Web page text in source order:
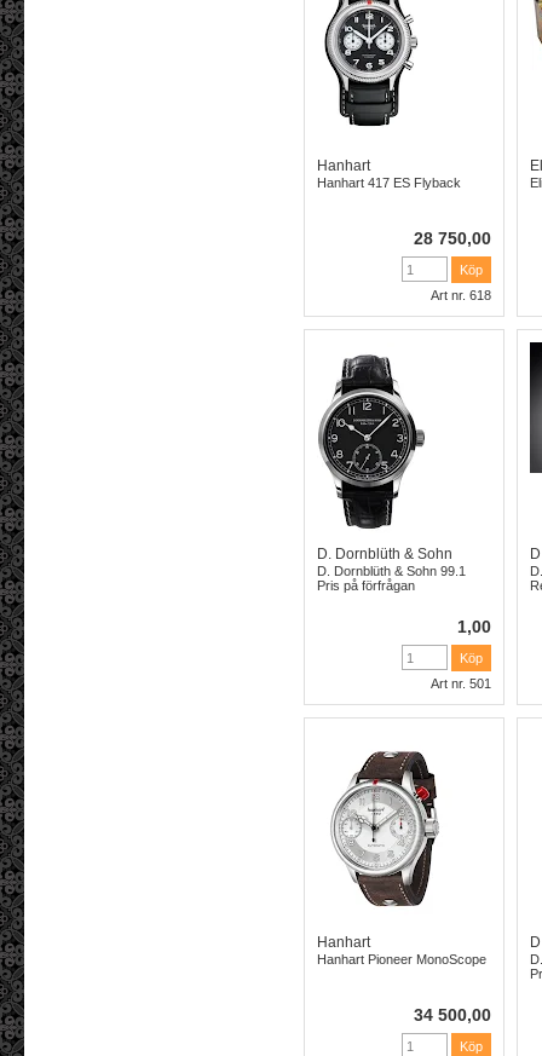
Hanhart
Hanhart 417 ES Flyback
28 750,00
Art nr. 618
D. Dornblüth & Sohn
D. Dornblüth & Sohn 99.1
Pris på förfrågan
1,00
Art nr. 501
Hanhart
Hanhart Pioneer MonoScope
34 500,00